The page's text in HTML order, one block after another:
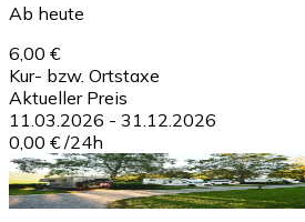
Ab heute
6,00 €
Kur- bzw. Ortstaxe
Aktueller Preis
11.03.2026 - 31.12.2026
0,00 € /24h